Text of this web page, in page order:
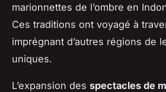
marionnettes de l’ombre en
Ces traditions ont voyagé à
imprégnant d’autres régions de
uniques.
L’expansion des spectacles de